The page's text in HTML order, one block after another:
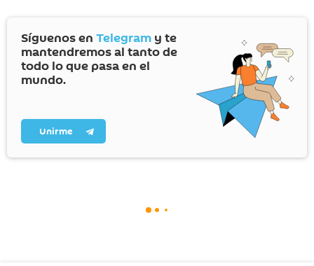
Síguenos en Telegram y te
mantendremos al tanto de
todo lo que pasa en el
mundo.
Unirme